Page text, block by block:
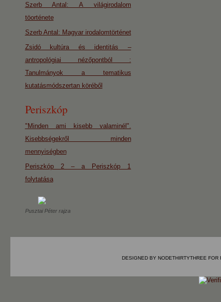
Szerb Antal: A világirodalom
töorténete
Szerb Antal: Magyar irodalomtörténet
Zsidó kultúra és identitás –
antropológiai nézőpontból :
Tanulmányok a tematikus
kutatásmódszertan köréből
Periszkóp
"Minden ami kisebb valaminél".
Kisebbségekről minden
mennyiségben
Periszkóp 2 – a Periszkóp 1
folytatása
Pusztai Péter rajza
DESIGNED BY NODETHIRTYTHREE FOR